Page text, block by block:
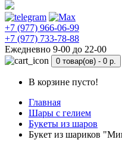
+7 (977) 966-06-99
+7 (977) 733-78-88
Ежедневно 9-00 до 22-00
0 товар(ов) - 0 р.
В корзине пусто!
Главная
Шары с гелием
Букеты из шаров
Букет из шариков